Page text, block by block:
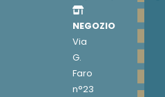
NEGOZIO
Via
G.
Faro
n°23